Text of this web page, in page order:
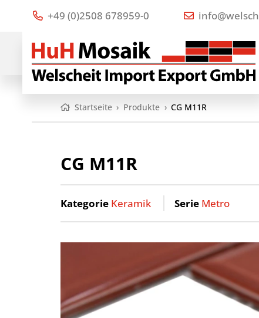
+49 (0)2508 678959-0
Startseite › Produkte › CG M11R
CG M11R
Kategorie Keramik Serie Metro